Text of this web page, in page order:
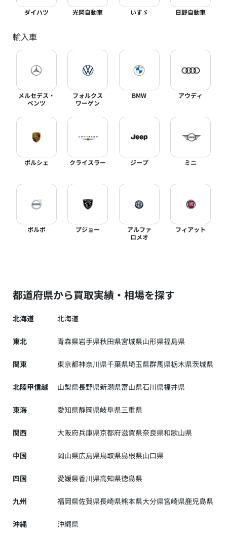
ダイハツ 光岡自動車 いすゞ 日野自動車
輸入車
メルセデス・
ベンツ
フォルクス
ワーゲン
BMW アウディ
ポルシェ クライスラー ジープ ミニ
ボルボ プジョー
アルファ
ロメオ
フィアット
都道府県から買取実績・相場を探す
北海道 北海道
東北 青森県岩手県秋田県宮城県山形県福島県
関東 東京都神奈川県千葉県埼玉県群馬県栃木県茨城県
北陸甲信越 山梨県長野県新潟県富山県石川県福井県
東海 愛知県静岡県岐阜県三重県
関西 大阪府兵庫県京都府滋賀県奈良県和歌山県
中国 岡山県広島県鳥取県島根県山口県
四国 愛媛県香川県高知県徳島県
九州 福岡県佐賀県長崎県熊本県大分県宮崎県鹿児島県
沖縄 沖縄県